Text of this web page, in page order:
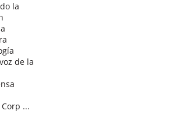
la
de la
...